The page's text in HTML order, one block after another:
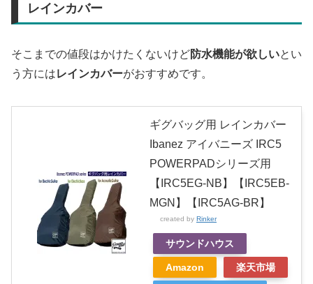
レインカバー
そこまでの値段はかけたくないけど防水機能が欲しいとい
う方にはレインカバーがおすすめです。
ギグバッグ用 レインカバー
Ibanez アイバニーズ IRC5
POWERPADシリーズ用
【IRC5EG-NB】【IRC5EB-
MGN】【IRC5AG-BR】
created by Rinker
サウンドハウス
Amazon 楽天市場